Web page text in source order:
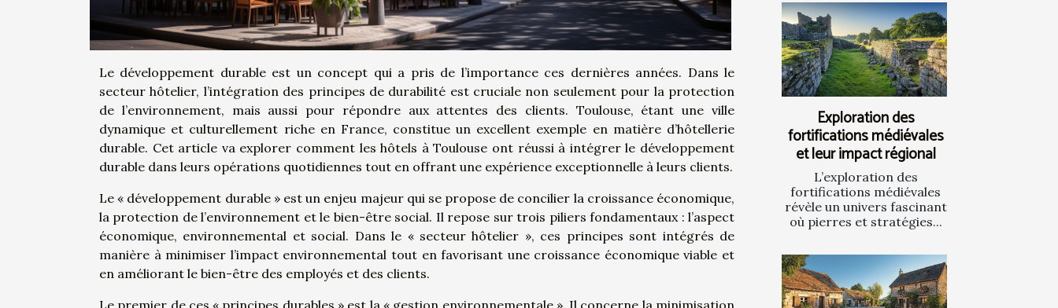
Le développement durable est un concept qui a pris de l’importance ces dernières années. Dans le
secteur hôtelier, l’intégration des principes de durabilité est cruciale non seulement pour la protection
de l’environnement, mais aussi pour répondre aux attentes des clients. Toulouse, étant une ville
dynamique et culturellement riche en France, constitue un excellent exemple en matière d’hôtellerie
durable. Cet article va explorer comment les hôtels à Toulouse ont réussi à intégrer le développement
durable dans leurs opérations quotidiennes tout en offrant une expérience exceptionnelle à leurs clients.
Le « développement durable » est un enjeu majeur qui se propose de concilier la croissance économique,
la protection de l’environnement et le bien-être social. Il repose sur trois piliers fondamentaux : l’aspect
économique, environnemental et social. Dans le « secteur hôtelier », ces principes sont intégrés de
manière à minimiser l’impact environnemental tout en favorisant une croissance économique viable et
en améliorant le bien-être des employés et des clients.
Le premier de ces « principes durables » est la « gestion environnementale ». Il concerne la minimisation
Exploration des
fortifications médiévales
et leur impact régional
L’exploration des
fortifications médiévales
révèle un univers fascinant
où pierres et stratégies...